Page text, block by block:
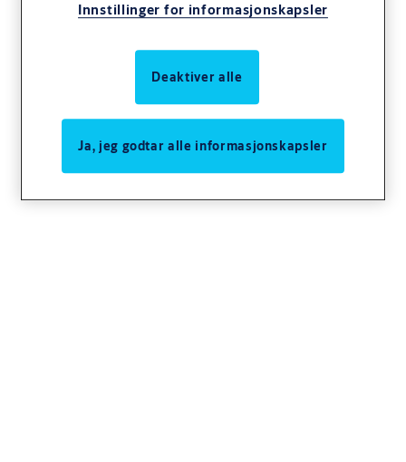
Innstillinger for informasjonskapsler
Deaktiver alle
Ja, jeg godtar alle informasjonskapsler